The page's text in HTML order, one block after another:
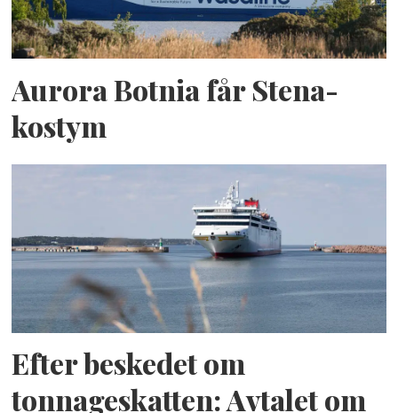
Aurora Botnia får Stena-
kostym
Efter beskedet om
tonnageskatten: Avtalet om